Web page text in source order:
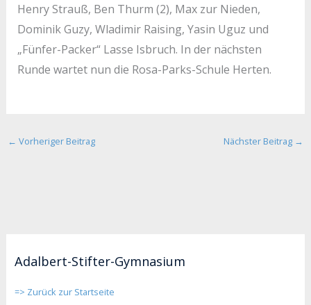
Adalbert-Stifter-Gymnasium
=> Zurück zur Startseite
Henry Strauß, Ben Thurm (2), Max zur Nieden,
Dominik Guzy, Wladimir Raising, Yasin Uguz und
„Fünfer-Packer“ Lasse Isbruch. In der nächsten
Runde wartet nun die Rosa-Parks-Schule Herten.
← Vorheriger Beitrag Nächster Beitrag →